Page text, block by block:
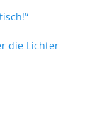
die Lichter